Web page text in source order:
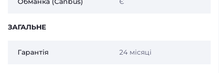
ЗАГАЛЬНЕ
Гарантія 24 місяці